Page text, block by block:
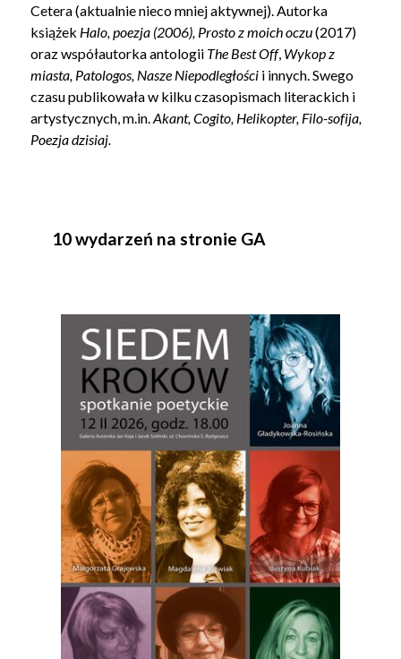
Cetera (aktualnie nieco mniej aktywnej). Autorka
książek Halo, poezja (2006), Prosto z moich oczu(2017)
oraz współautorka antologii The Best Off, Wykop z
miasta, Patologos, Nasze Niepodległości i innych. Swego
czasu publikowała w kilku czasopismach literackich i
artystycznych, m.in.Akant, Cogito, Helikopter, Filo-sofija,
Poezja dzisiaj.
10 wydarzeń na stronie GA